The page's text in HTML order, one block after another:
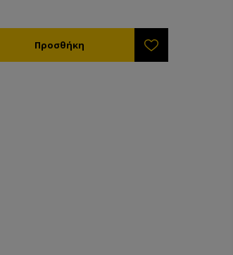
το αστάρι που χρειάζεστε.
με νερό. Δε συνδυάζεται